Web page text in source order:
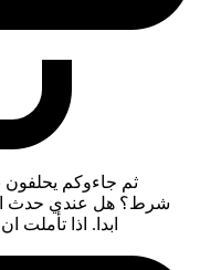
ثم جاءوكم يحلفون
شرط؟ هل عندي حدث
ابدا. اذا تأملت